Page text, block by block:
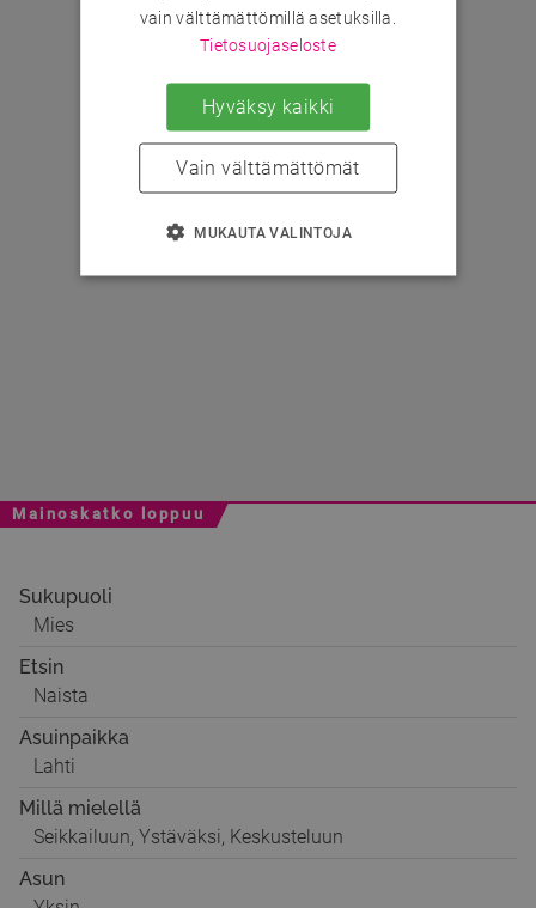
Mainoskatko loppuu
Sukupuoli
Mies
Etsin
Naista
Asuinpaikka
Lahti
Millä mielellä
Seikkailuun, Ystäväksi, Keskusteluun
Asun
vain välttämättömillä asetuksilla.
Tietosuojaseloste
Hyväksy kaikki
Vain välttämättömät
MUKAUTA VALINTOJA